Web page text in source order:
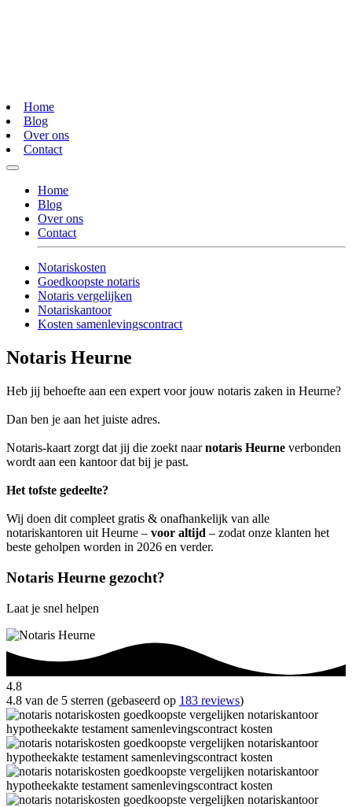
Home
Blog
Over ons
Contact
Home
Blog
Over ons
Contact
Notariskosten
Goedkoopste notaris
Notaris vergelijken
Notariskantoor
Kosten samenlevingscontract
Notaris Heurne
Heb jij behoefte aan een expert voor jouw notaris zaken in Heurne?
Dan ben je aan het juiste adres.
Notaris-kaart zorgt dat jij die zoekt naarnotaris Heurne verbonden
wordt aan een kantoor dat bij je past.
Het tofste gedeelte?
Wij doen dit compleet gratis & onafhankelijk van alle
notariskantoren uit Heurne – voor altijd – zodat onze klanten het
beste geholpen worden in 2026 en verder.
Notaris Heurne gezocht?
Laat je snel helpen
4.8
4.8 van de 5 sterren (gebaseerd op 183 reviews)